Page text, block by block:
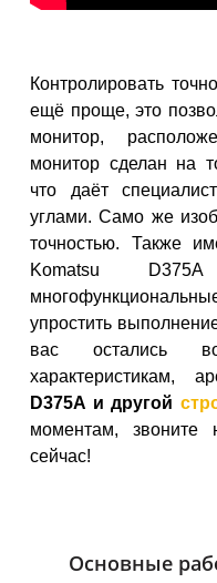
Контролировать
ещё проще, это
монитор,
монитор сделан на
что даёт
углами. Само же
точностью. Также
Komatsu
упростить
вас остались
характеристикам,
D375A и другой
моментам, звоните
сейчас!
Основные